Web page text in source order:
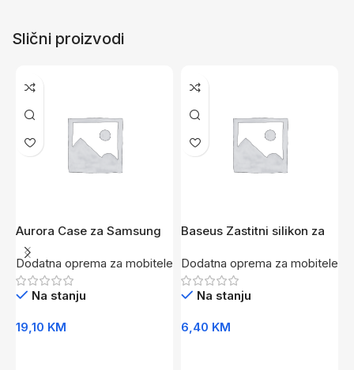
Slični proizvodi
Aurora Case za Samsung
M10 zuta
Dodatna oprema za mobitele
Na stanju
19,10 KM
Baseus Zastitni silikon za
Dodatna oprema za mobitele
Na stanju
6,40 KM